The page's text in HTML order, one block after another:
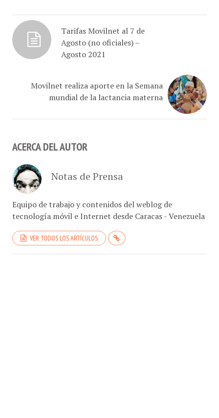
Agosto (no oficiales) –
Agosto 2021
mundial de la lactancia materna
Equipo de trabajo y contenidos del weblog de
tecnología móvil e Internet desde Caracas - Venezuela
VER TODOS LOS ARTÍCULOS